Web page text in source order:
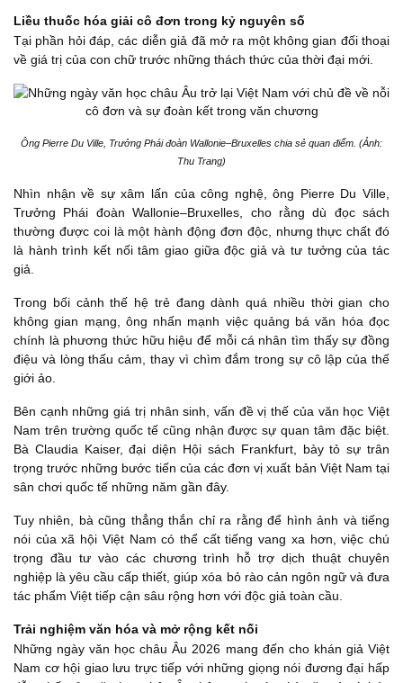
Liều thuốc hóa giải cô đơn trong kỷ nguyên số
Tại phần hỏi đáp, các diễn giả đã mở ra một không gian đối thoại
về giá trị của con chữ trước những thách thức của thời đại mới.
Ông Pierre Du Ville, Trưởng Phái đoàn Wallonie–Bruxelles chia sẻ quan điểm. (Ảnh:
Thu Trang)
Nhìn nhận về sự xâm lấn của công nghệ, ông Pierre Du Ville,
Trưởng Phái đoàn Wallonie–Bruxelles, cho rằng dù đọc sách
thường được coi là một hành động đơn độc, nhưng thực chất đó
là hành trình kết nối tâm giao giữa độc giả và tư tưởng của tác
giả.
Trong bối cảnh thế hệ trẻ đang dành quá nhiều thời gian cho
không gian mạng, ông nhấn mạnh việc quảng bá văn hóa đọc
chính là phương thức hữu hiệu để mỗi cá nhân tìm thấy sự đồng
điệu và lòng thấu cảm, thay vì chìm đắm trong sự cô lập của thế
giới ảo.
Bên cạnh những giá trị nhân sinh, vấn đề vị thế của văn học Việt
Nam trên trường quốc tế cũng nhận được sự quan tâm đặc biệt.
Bà Claudia Kaiser, đại diện Hội sách Frankfurt, bày tỏ sự trân
trọng trước những bước tiến của các đơn vị xuất bản Việt Nam tại
sân chơi quốc tế những năm gần đây.
Tuy nhiên, bà cũng thẳng thắn chỉ ra rằng để hình ảnh và tiếng
nói của xã hội Việt Nam có thể cất tiếng vang xa hơn, việc chú
trọng đầu tư vào các chương trình hỗ trợ dịch thuật chuyên
nghiệp là yêu cầu cấp thiết, giúp xóa bỏ rào cản ngôn ngữ và đưa
tác phẩm Việt tiếp cận sâu rộng hơn với độc giả toàn cầu.
Trải nghiệm văn hóa và mở rộng kết nối
Những ngày văn học châu Âu 2026 mang đến cho khán giả Việt
Nam cơ hội giao lưu trực tiếp với những giọng nói đương đại hấp